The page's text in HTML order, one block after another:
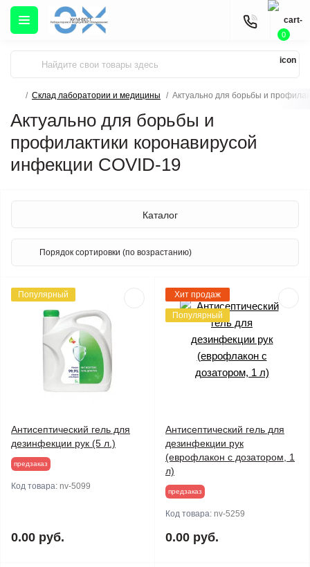
0
Склад лаборатории и медицины Актуально для борьбы и
Актуально для борьбы и
профилактики коронавирусой
инфекции COVID-19
Каталог
Популярный
Антисептический гель для
дезинфекции рук (5 л.)
предзаказ
Код товара: nv-5099
0.00 руб.
Хит продаж
Популярный
Антисептический гель для
дезинфекции рук
(еврофлакон с дозатором, 1
л)
предзаказ
Код товара: nv-5259
0.00 руб.